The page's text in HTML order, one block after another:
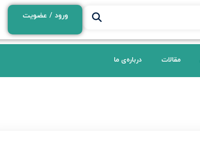
ورود / عضویت
مقالات درباره‌ی ما